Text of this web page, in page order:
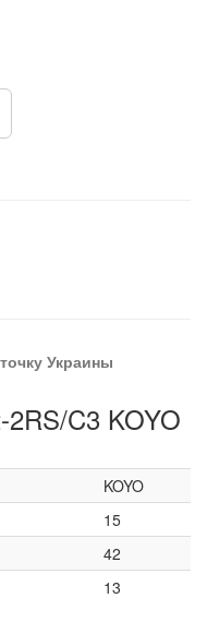
Украины
2RS/C3 KOYO
KOYO
15
42
13